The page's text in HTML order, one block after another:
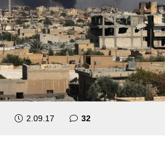
2.09.17 32komentara